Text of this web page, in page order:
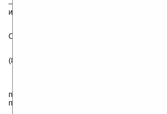
— 7 дюймов, а разрешение — 800 х 480 с
изображение с разрешением 800 х 600 и
Устройство располагает 512 МБ
Объем памяти на жестком диске Origami It’s
Тактовая частота процессора – 1
(802.11b/g) и Bluetooth.
Стоимость устройства в базовой
приобрести внешний привод CD-RW/DVD,
портами I/O.